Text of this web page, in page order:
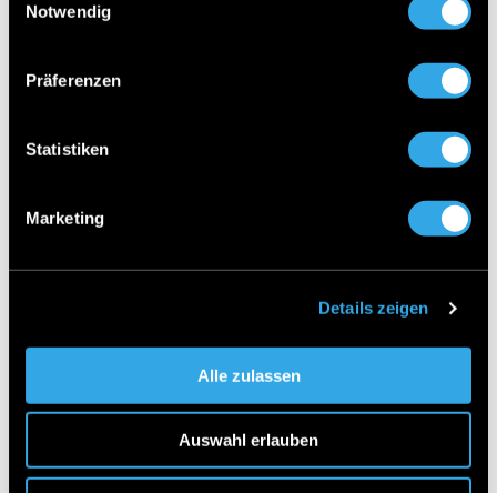
Notwendig
Präferenzen
Statistiken
Marketing
Details zeigen
Alle zulassen
Auswahl erlauben
Digitales Extra: Remote und Charging Services Plus
Fingerabdrucksensor
Buendler Mode 2-Kabel Haushalt
i-Size Kindersitzbefestigung
COC-Papier EU6 - mit Zulassungsbescheinigung
Teil II
Fußgängerschutz